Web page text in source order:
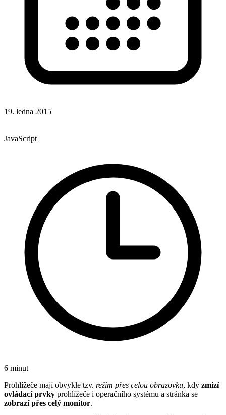
19. ledna 2015
JavaScript
6 minut
Prohlížeče mají obvykle tzv. režim přes celou obrazovku, kdy zmizí
ovládací prvky prohlížeče i operačního systému a stránka se
zobrazí přes celý monitor.